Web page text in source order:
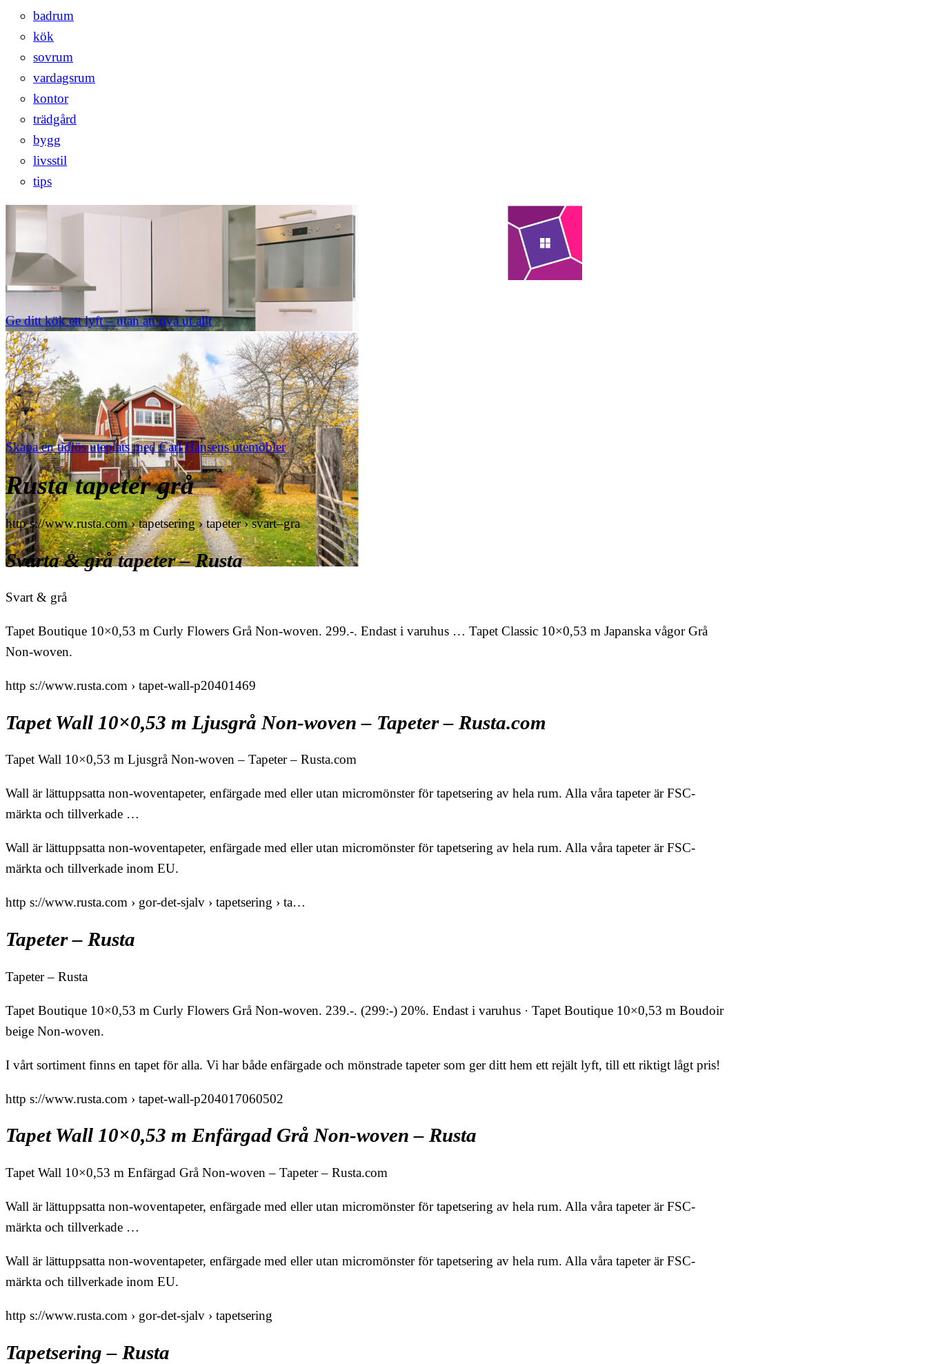
badrum
kök
sovrum
vardagsrum
kontor
trädgård
bygg
livsstil
tips
Ge ditt kök ett lyft – utan att riva ut allt
Skapa en tidlös uteplats med Carl Hansens utemöbler
Rusta tapeter grå
http s://www.rusta.com › tapetsering › tapeter › svart–gra
Svarta & grå tapeter – Rusta
Svart & grå
Tapet Boutique 10×0,53 m Curly Flowers Grå Non-woven. 299.-. Endast i varuhus … Tapet Classic 10×0,53 m Japanska vågor Grå
Non-woven.
http s://www.rusta.com › tapet-wall-p20401469
Tapet Wall 10×0,53 m Ljusgrå Non-woven – Tapeter – Rusta.com
Tapet Wall 10×0,53 m Ljusgrå Non-woven – Tapeter – Rusta.com
Wall är lättuppsatta non-woventapeter, enfärgade med eller utan micromönster för tapetsering av hela rum. Alla våra tapeter är FSC-
märkta och tillverkade …
Wall är lättuppsatta non-woventapeter, enfärgade med eller utan micromönster för tapetsering av hela rum. Alla våra tapeter är FSC-
märkta och tillverkade inom EU.
http s://www.rusta.com › gor-det-sjalv › tapetsering › ta…
Tapeter – Rusta
Tapeter – Rusta
Tapet Boutique 10×0,53 m Curly Flowers Grå Non-woven. 239.-. (299:-) 20%. Endast i varuhus · Tapet Boutique 10×0,53 m Boudoir
beige Non-woven.
I vårt sortiment finns en tapet för alla. Vi har både enfärgade och mönstrade tapeter som ger ditt hem ett rejält lyft, till ett riktigt lågt pris!
http s://www.rusta.com › tapet-wall-p204017060502
Tapet Wall 10×0,53 m Enfärgad Grå Non-woven – Rusta
Tapet Wall 10×0,53 m Enfärgad Grå Non-woven – Tapeter – Rusta.com
Wall är lättuppsatta non-woventapeter, enfärgade med eller utan micromönster för tapetsering av hela rum. Alla våra tapeter är FSC-
märkta och tillverkade …
Wall är lättuppsatta non-woventapeter, enfärgade med eller utan micromönster för tapetsering av hela rum. Alla våra tapeter är FSC-
märkta och tillverkade inom EU.
http s://www.rusta.com › gor-det-sjalv › tapetsering
Tapetsering – Rusta